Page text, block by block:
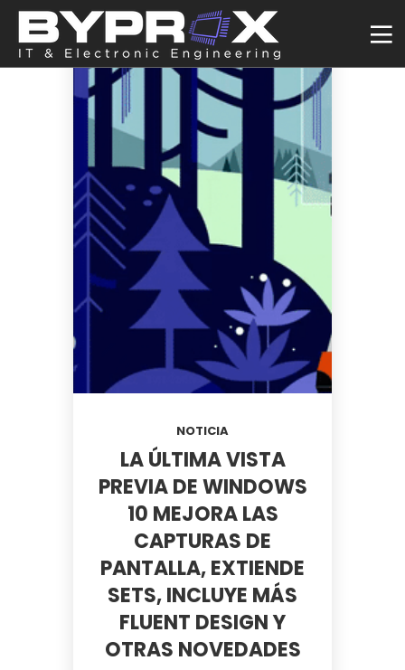
NOTICIA
LA ÚLTIMA VISTA
PREVIA DE WINDOWS
10 MEJORA LAS
CAPTURAS DE
PANTALLA, EXTIENDE
SETS, INCLUYE MÁS
FLUENT DESIGN Y
OTRAS NOVEDADES